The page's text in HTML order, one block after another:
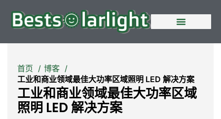
首页
博客
工业和商业领域最佳大功率区域照明 LED 解决方案
工业和商业领域最佳大功率区域
照明 LED 解决方案